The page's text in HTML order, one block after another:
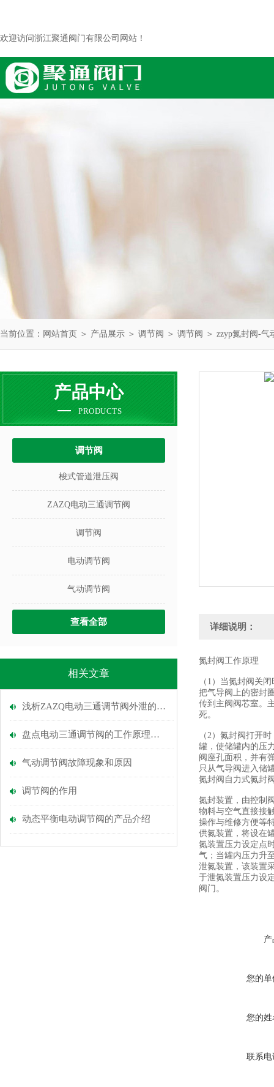
欢迎访问浙江聚通阀门有限公司网站！
当前位置： 网站首页 ＞ 产品展示 ＞ 调节阀 ＞ 调节阀 ＞ zzyp氮封阀-
产品中心
PRODUCTS
调节阀
梭式管道泄压阀
ZAZQ电动三通调节阀
调节阀
电动调节阀
气动调节阀
查看全部
相关文章
浅析ZAZQ电动三通调节阀外泄的解决方法
盘点电动三通调节阀的工作原理和特点
气动调节阀故障现象和原因
调节阀的作用
动态平衡电动调节阀的产品介绍
详细说明：
氮封阀工作原理
（1）当氮封阀关
把气导阀上的密封
传到主阀阀芯室。
死。
（2）氮封阀打开
罐，使储罐内的压
阀座孔面积，并有
只从气导阀进入储
氮封阀自力式氮封
氮封装置，由控制
物料与空气直接接
操作与维修方便等
供氮装置，将设在
氮装置压力设定点
气；当罐内压力升
泄氮装置，该装置
于泄氮装置压力设
阀门。
您的单
您的姓
联系电